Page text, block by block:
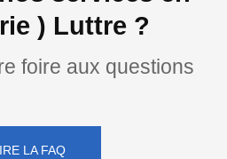
) Luttre ?
foire aux questions
LA FAQ